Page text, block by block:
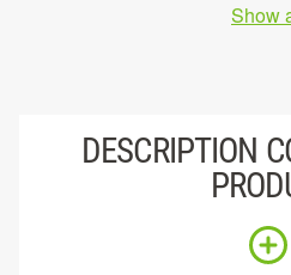
Show
DESCRIPTION